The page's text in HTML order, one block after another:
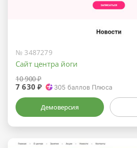
№ 3487279
Сайт центра йоги
10 900 ₽
7 630 ₽ 305 баллов Плюса
Демоверсия